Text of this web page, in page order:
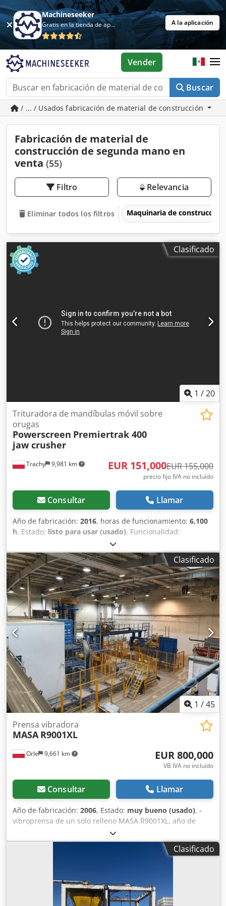
Machineseeker
Gratis en la tienda de aplicaciones A la aplicación
Buscar
Vender
/ ... / Usados fabricación de material de construcción
Fabricación de material de
construcción de segunda mano en
venta (55)
Filtro Relevancia
Eliminar todos los filtros Maquinaria de construcción
Clasificado
1 /20
Trachy 9,981 km
Trituradora de mandíbulas móvil sobre
orugas
Powerscreen Premiertrak 400
jaw crusher
EUR 151,000EUR 155,000
precio fijo IVA no incluído
Consultar Llamar
Año de fabricación: 2016, horas de funcionamiento: 6,100
h, Estado: listo para usar (usado), Funcionalidad:
, Terex Pegson Premiertrak 400 Año
2016 6100 horas Entrada: 1100 x 700 mm Terex Pegson
Metrotrak 900 x 600 Año 2016 Dksdpfx Aoxvcduobzor 6100
horas Entrada: 1100 x 700 mm Motor: Scania DC09 Rango
de tamaño de cribado (CSS): de 0-65 a 0-150 mm
Capacidad: de 150 a 250 toneladas por hora, según el
material Peso: 45 toneladas Equipado con transportador
lateral Equipado con imán de separación de material
Equipado con báscula de cinta Nueva mordaza oscilante
18 % Mn 2 % Cr y nuevas cuñas para mordazas La
máquina está en excelentes condiciones de
funcionamiento y lista para trabajar, como si fuera NUEVA.
Clasificado
1 /45
Orle 9,661 km
Prensa vibradora
MASA R9001XL
EUR 800,000
VB IVA no incluído
Consultar Llamar
Año de fabricación: 2006, Estado: muy bueno (usado), -
vibroprensa de un solo relleno MASA R9001XL, año de
fabricación 2006 - alimentador para el elevador
acumulador - elevador acumulador - carro multifurca
Liftmobil II - elevador desacumulador - área de
cepillo de limpieza - aceitado de palets - volteador de
palets - almacén de palets para 20 uds. - alimentador de
Clasificado